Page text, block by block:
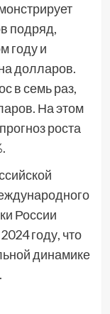
подряд,
году и
долларов.
в семь раз,
На этом
роста
России
году, что
динамике